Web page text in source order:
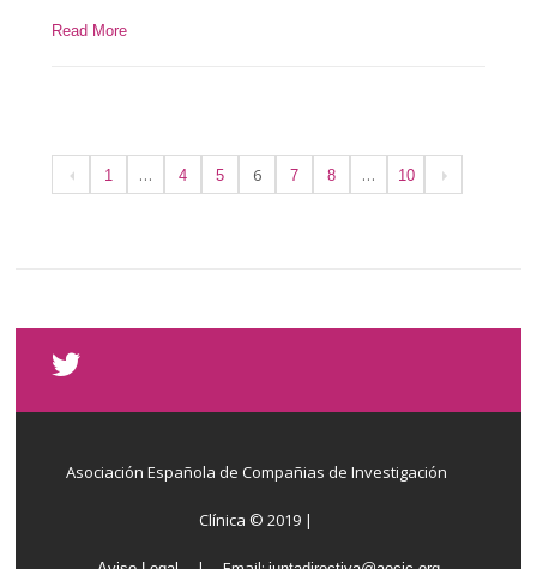
Read More
1 … 4 5 6 7 8 … 10
Asociación Española de Compañias de Investigación
Clínica © 2019 |